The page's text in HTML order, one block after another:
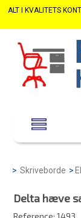
ALT I KVALITETS
> Skriveborde >
Delta hæve
Reference: 1493